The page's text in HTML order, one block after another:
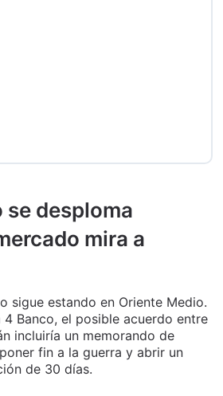
se desploma
mira a
sigue estando en Oriente Medio.
4 Banco, el posible acuerdo entre
incluiría un memorando de
fin a la guerra y abrir un
de 30 días.